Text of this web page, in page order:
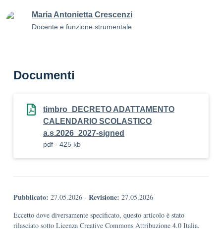
Maria Antonietta Crescenzi
Docente e funzione strumentale
Documenti
timbro_DECRETO ADATTAMENTO
CALENDARIO SCOLASTICO
a.s.2026_2027-signed
pdf - 425 kb
Pubblicato: 27.05.2026 - Revisione: 27.05.2026
Eccetto dove diversamente specificato, questo articolo è stato
rilasciato sotto Licenza Creative Commons Attribuzione 4.0 Italia.